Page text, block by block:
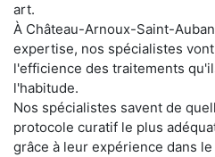
art.
À Château-Arnoux-Saint-
expertise, nos spécialistes
l'efficience des traitements
l'habitude.
Nos spécialistes savent de
protocole curatif le plus
grâce à leur expérience dans le